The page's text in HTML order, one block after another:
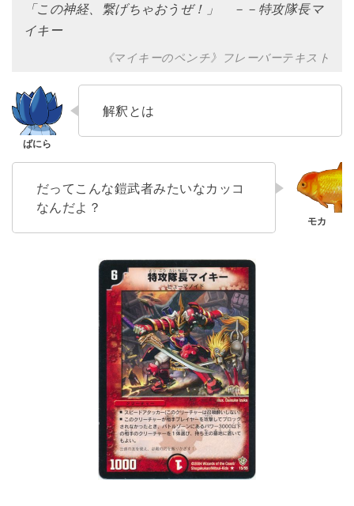
「この神経、繋げちゃおうぜ！」 －－特攻隊長マ
イキー
《マイキーのペンチ》フレーバーテキスト
解釈とは
だってこんな鎧武者みたいなカッコ
なんだよ？